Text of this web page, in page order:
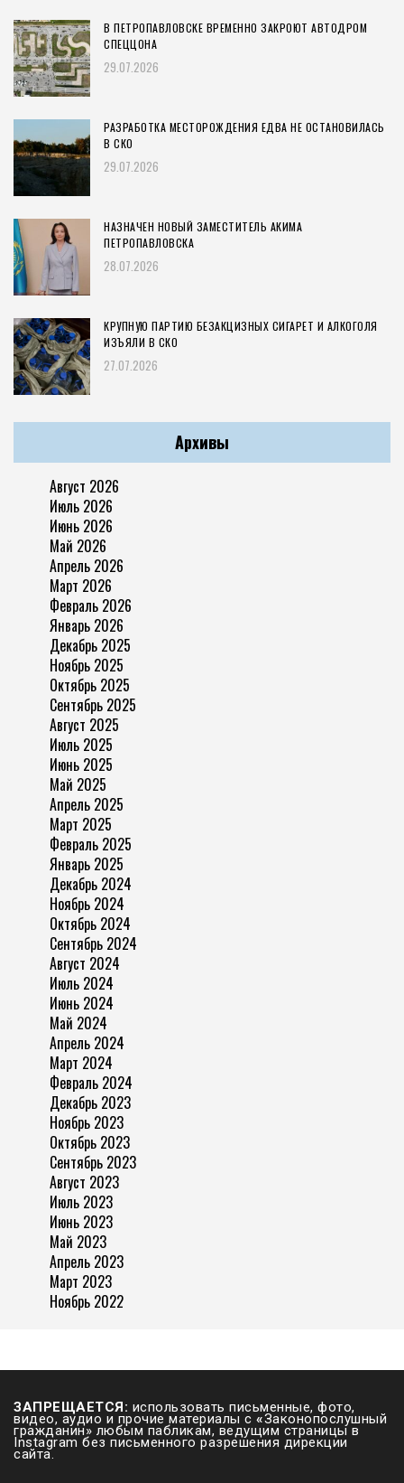
В ПЕТРОПАВЛОВСКЕ ВРЕМЕННО ЗАКРОЮТ АВТОДРОМ
СПЕЦЦОНА
29.07.2026
РАЗРАБОТКА МЕСТОРОЖДЕНИЯ ЕДВА НЕ ОСТАНОВИЛАСЬ
В СКО
29.07.2026
НАЗНАЧЕН НОВЫЙ ЗАМЕСТИТЕЛЬ АКИМА
ПЕТРОПАВЛОВСКА
28.07.2026
КРУПНУЮ ПАРТИЮ БЕЗАКЦИЗНЫХ СИГАРЕТ И АЛКОГОЛЯ
ИЗЪЯЛИ В СКО
27.07.2026
Архивы
Август 2026
Июль 2026
Июнь 2026
Май 2026
Апрель 2026
Март 2026
Февраль 2026
Январь 2026
Декабрь 2025
Ноябрь 2025
Октябрь 2025
Сентябрь 2025
Август 2025
Июль 2025
Июнь 2025
Май 2025
Апрель 2025
Март 2025
Февраль 2025
Январь 2025
Декабрь 2024
Ноябрь 2024
Октябрь 2024
Сентябрь 2024
Август 2024
Июль 2024
Июнь 2024
Май 2024
Апрель 2024
Март 2024
Февраль 2024
Декабрь 2023
Ноябрь 2023
Октябрь 2023
Сентябрь 2023
Август 2023
Июль 2023
Июнь 2023
Май 2023
Апрель 2023
Март 2023
Ноябрь 2022
ЗАПРЕЩАЕТСЯ: использовать письменные, фото,
видео, аудио и прочие материалы с «Законопослушный
гражданин» любым пабликам, ведущим страницы в
Instagram без письменного разрешения дирекции
сайта.